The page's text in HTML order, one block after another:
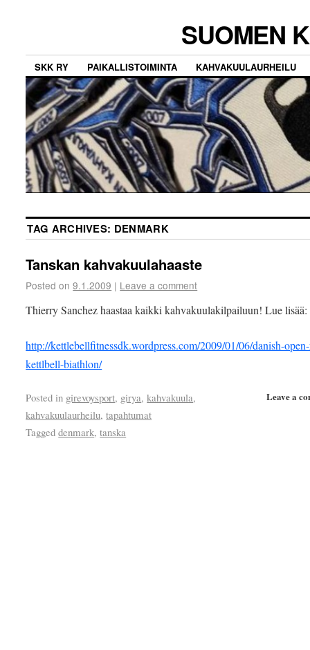
SUOMEN
SKK RY PAIKALLISTOIMINTA KAHVAKUULAURHEILU
TAG ARCHIVES: DENMARK
Tanskan kahvakuulahaaste
Posted on 9.1.2009 | Leave a comment
Thierry Sanchez haastaa kaikki kahvakuulakilpailuun! Lue lisää:
http://kettlebellfitnessdk.wordpress.com/2009/01/06/danish-
kettlbell-biathlon/
Leave a
Posted in girevoysport, girya,kahvakuula,
kahvakuulaurheilu,tapahtumat
Tagged denmark,tanska